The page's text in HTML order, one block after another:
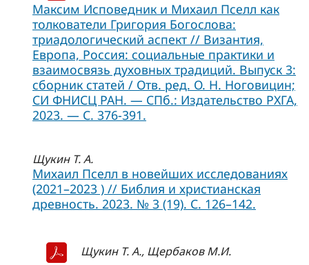
Максим Исповедник и Михаил Пселл как
толкователи Григория Богослова:
триадологический аспект // Византия,
Европа, Россия: социальные практики и
взаимосвязь духовных традиций. Выпуск 3:
сборник статей / Отв. ред. О. Н. Ноговицин;
СИ ФНИСЦ РАН. — СПб.: Издательство РХГА,
2023. — С. 376-391.
Щукин Т. А.
Михаил Пселл в новейших исследованиях
(2021–2023 ) // Библия и христианская
древность. 2023. № 3 (19). С. 126–142.
Щукин Т. А., Щербаков М.И.